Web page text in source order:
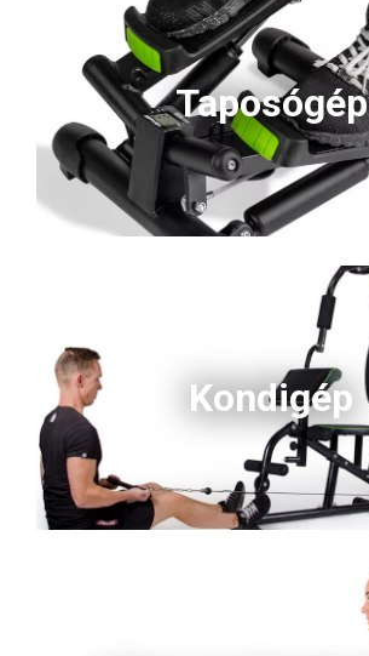
Taposógép
Kondigép